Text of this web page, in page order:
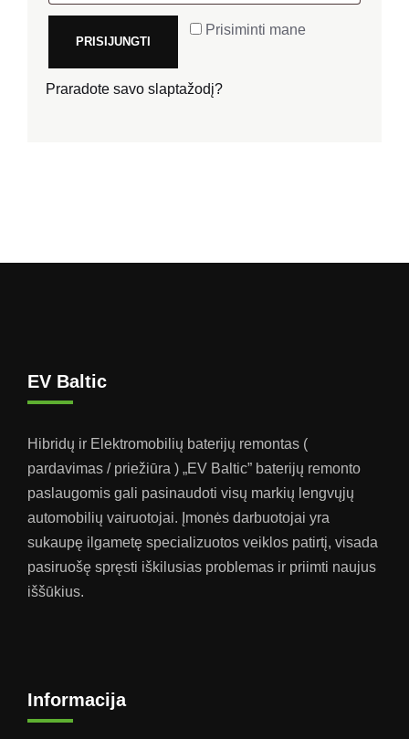
Prisiminti mane
PRISIJUNGTI
Praradote savo slaptažodį?
EV Baltic
Hibridų ir Elektromobilių baterijų remontas (
pardavimas / priežiūra ) „EV Baltic” baterijų remonto
paslaugomis gali pasinaudoti visų markių lengvųjų
automobilių vairuotojai. Įmonės darbuotojai yra
sukaupę ilgametę specializuotos veiklos patirtį, visada
pasiruošę spręsti iškilusias problemas ir priimti naujus
iššūkius.
Informacija